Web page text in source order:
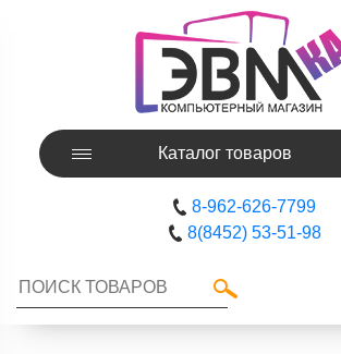
Каталог товаров
8-962-626-7799
8(8452) 53-51-98